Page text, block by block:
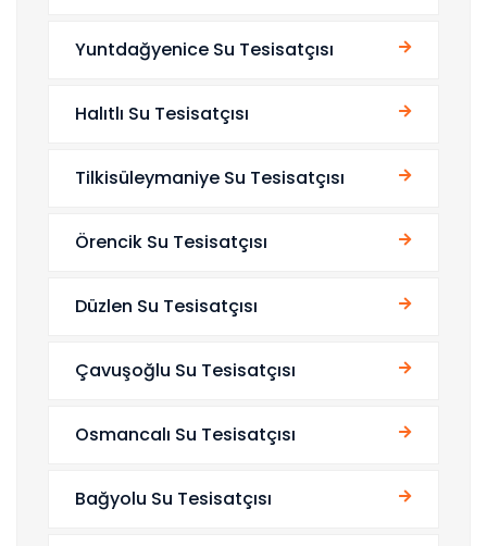
Yuntdağyenice Su Tesisatçısı
Halıtlı Su Tesisatçısı
Tilkisüleymaniye Su Tesisatçısı
Örencik Su Tesisatçısı
Düzlen Su Tesisatçısı
Çavuşoğlu Su Tesisatçısı
Osmancalı Su Tesisatçısı
Bağyolu Su Tesisatçısı